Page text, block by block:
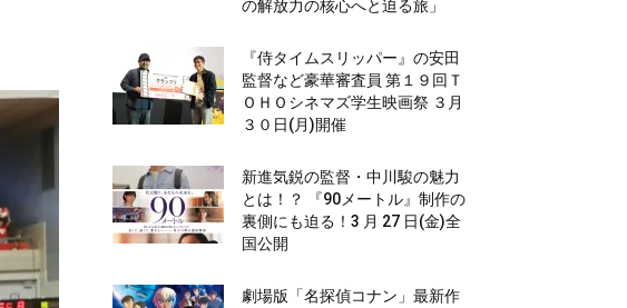
の解放力の核心へと迫る旅」
『侍タイムスリッパー』の安田
監督など豪華審査員 第１９回Ｔ
ＯＨＯシネマズ学生映画祭 ３月
３０日(月)開催
新進気鋭の監督・中川駿の魅力
とは！？ 『90メートル』制作の
裏側にも迫る！3 月 27 日(金)全
国公開
劇場版「名探偵コナン」最新作